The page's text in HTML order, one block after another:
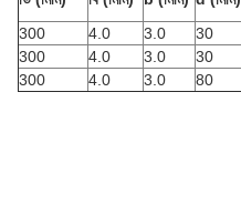
300
4.0 3.0 30
300
4.0 3.0 30
300
4.0 3.0 80